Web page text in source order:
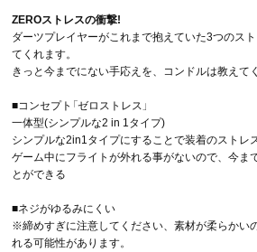
ZEROストレスの衝撃!
ダーツプレイヤーがこれまで抱えていた3つのス
てくれます。
きっと今までにない手応えを、コンドルは教えて
■コンセプト「ゼロストレス」
一体型(シンプルな2 in 1タイプ)
シンプルな2in1タイプにすることで装着のストレ
ゲーム中にフライトが外れる事がないので、今ま
とができる
■ネジがゆるみにくい
※締めすぎに注意してください、素材が柔らかい
れる可能性があります。